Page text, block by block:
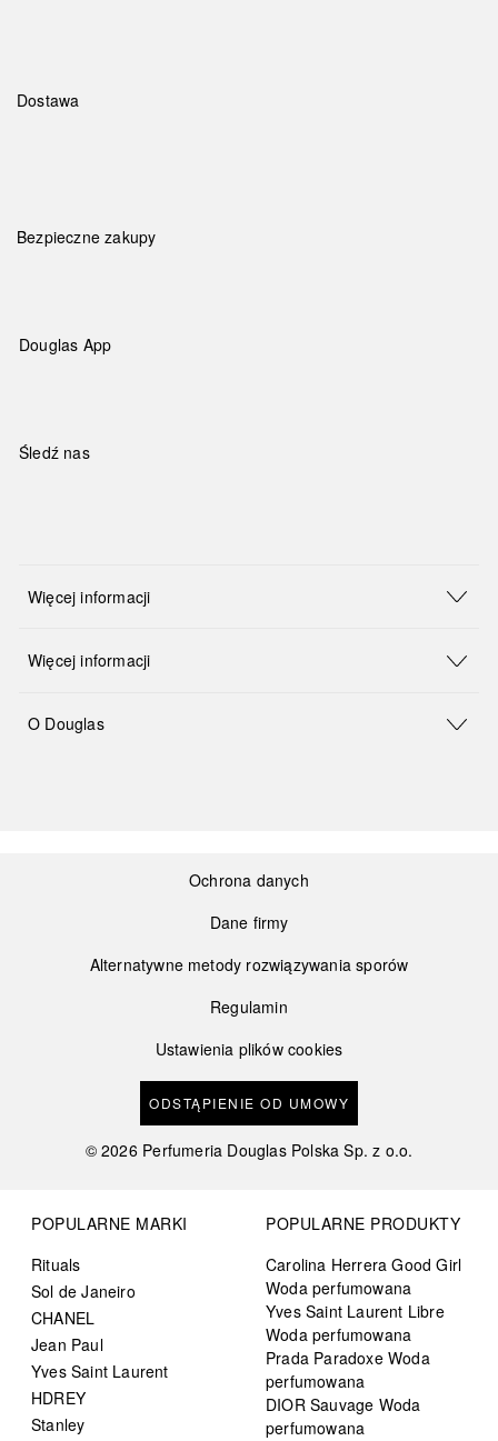
Dostawa
Bezpieczne zakupy
Douglas App
Śledź nas
Więcej informacji
Więcej informacji
O Douglas
Ochrona danych
Dane firmy
Alternatywne metody rozwiązywania sporów
Regulamin
Ustawienia plików cookies
ODSTĄPIENIE OD UMOWY
©2026 Perfumeria Douglas Polska Sp. z o.o.
POPULARNE MARKI
Rituals
Sol de Janeiro
CHANEL
Jean Paul
Yves Saint Laurent
HDREY
Stanley
POPULARNE PRODUKTY
Carolina Herrera Good Girl
Woda perfumowana
Yves Saint Laurent Libre
Woda perfumowana
Prada Paradoxe Woda
perfumowana
DIOR Sauvage Woda
perfumowana